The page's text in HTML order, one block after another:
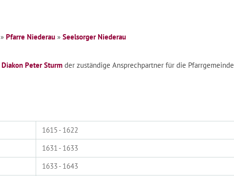
» Pfarre Niederau » Seelsorger Niederau
Diakon Peter Sturm der zuständige Ansprechpartner für die Pfarrgemeinde
1615 - 1622
1631 - 1633
1633 - 1643